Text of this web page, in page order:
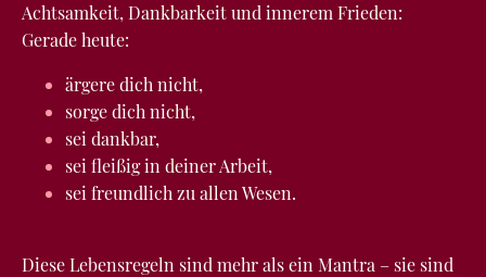
Achtsamkeit, Dankbarkeit und innerem Frieden:
Gerade heute:
ärgere dich nicht,
sorge dich nicht,
sei dankbar,
sei fleißig in deiner Arbeit,
sei freundlich zu allen Wesen.
Diese Lebensregeln sind mehr als ein Mantra – sie sind